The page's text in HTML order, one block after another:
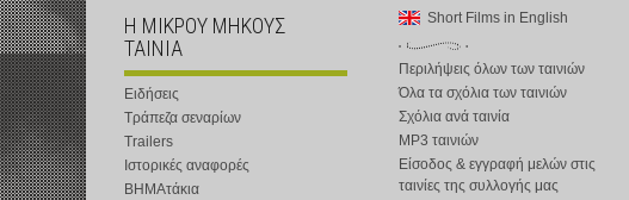
Η ΜΙΚΡΟΥ ΜΗΚΟΥΣ
ΤΑΙΝΙΑ
Ειδήσεις
Τράπεζα σεναρίων
Trailers
Ιστορικές αναφορές
ΒΗΜΑτάκια
Short Films in English
Περιλήψεις όλων των ταινιών
Όλα τα σχόλια των ταινιών
Σχόλια ανά ταινία
MP3 ταινιών
Είσοδος & εγγραφή μελών στις
ταινίες της συλλογής μας